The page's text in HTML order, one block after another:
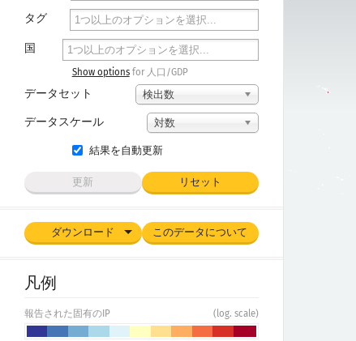
タグ
国
Show optionsfor 人口/GDP
データセット 検出数
データスケール 対数
結果を自動更新
更新 リセット
ダウンロード このデータについて
凡例
報告された固有のIP (log. scale)